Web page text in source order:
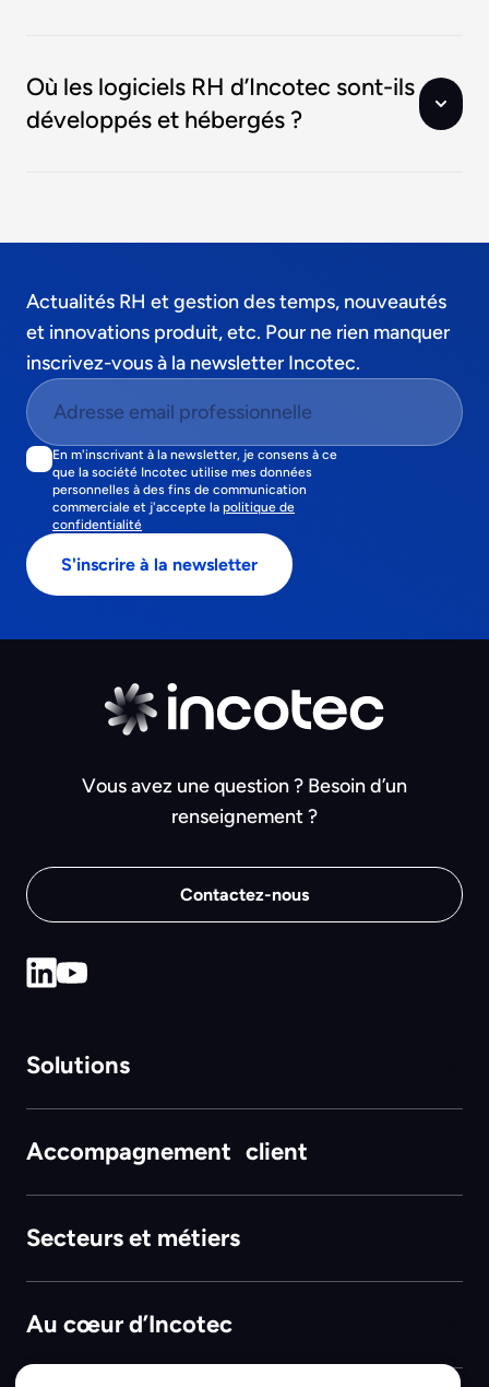
Où les logiciels RH d’Incotec sont-ils
développés et hébergés ?
Actualités RH et gestion des temps, nouveautés
et innovations produit, etc. Pour ne rien manquer
inscrivez-vous à la newsletter Incotec.
En m'inscrivant à la newsletter, je consens à ce
que la société Incotec utilise mes données
personnelles à des fins de communication
commerciale et j'accepte la politique de
confidentialité
Vous avez une question ? Besoin d’un
renseignement ?
Contactez-nous
Solutions
Accompagnement client
Secteurs et métiers
Au cœur d’Incotec